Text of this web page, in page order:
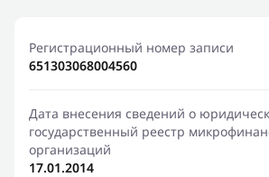
Регистрационный номер записи
651303068004560
Дата внесения сведений о
государственный реестр
организаций
17.01.2014